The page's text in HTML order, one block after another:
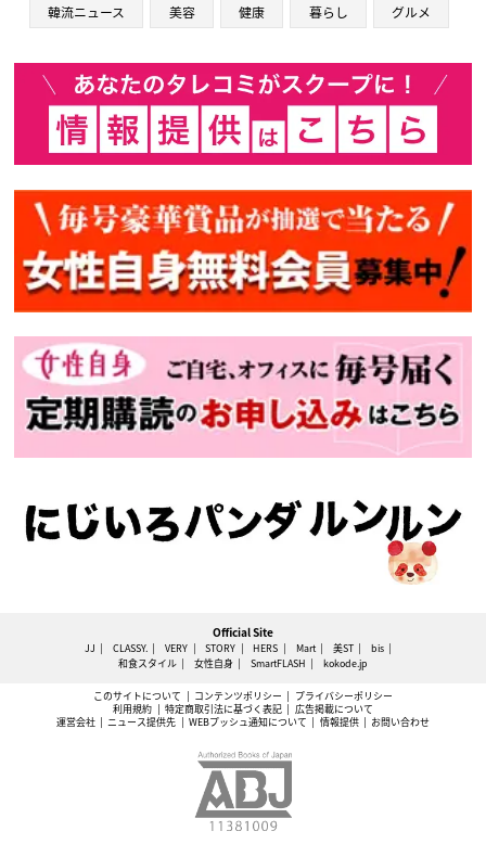
韓流ニュース 美容 健康 暮らし グルメ
Official Site
JJ CLASSY. VERY STORY HERS Mart 美ST
bis
和食スタイル
女性自身 SmartFLASH kokode.jp
このサイトについて コンテンツポリシー
プライバシーポリシー
利用規約
特定商取引法に基づく表記
広告掲載について
運営会社
ニュース提供先 WEBプッシュ通知について 情報提供 お問い合わせ